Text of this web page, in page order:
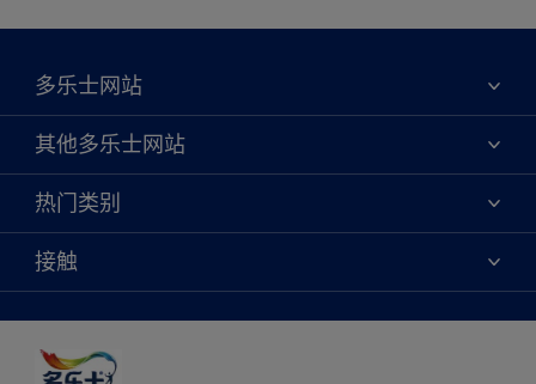
多乐士网站
关于我们
联系我们
查找店铺
绿色工厂
其他多乐士网站
焕新服务
多乐士专业
天猫官方旗舰店
抖音官方旗舰店
热门类别
颜色
产品
创意灵感
装修建议
接触
颜色准确性